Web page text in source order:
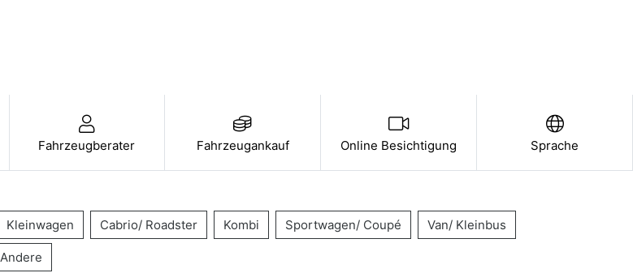
Fahrzeugberater Fahrzeugankauf Online Besichtigung Sprache
Kleinwagen Cabrio/ Roadster Kombi Sportwagen/ Coupé Van/ Kleinbus
Andere